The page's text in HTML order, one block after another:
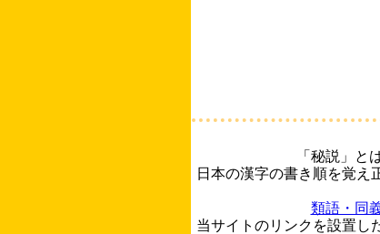
「秘説」と
日本の漢字の書き順を覚え
類語・同
当サイトのリンクを設置し